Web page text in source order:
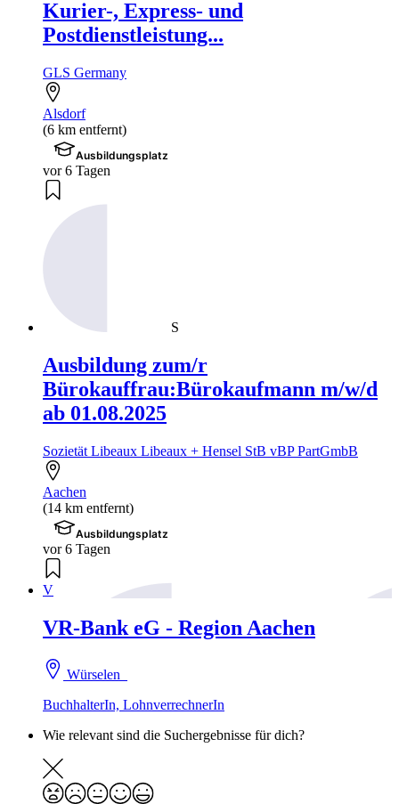
Kurier-, Express- und
Postdienstleistung...
GLS Germany
Alsdorf
(6 km entfernt)
Ausbildungsplatz
vor 6 Tagen
S
Ausbildung zum/r
Bürokauffrau:Bürokaufmann m/w/d
ab 01.08.2025
Sozietät Libeaux Libeaux + Hensel StB vBP PartGmbB
Aachen
(14 km entfernt)
Ausbildungsplatz
vor 6 Tagen
V
VR-Bank eG - Region Aachen
Würselen
BuchhalterIn, LohnverrechnerIn
Wie relevant sind die Suchergebnisse für dich?